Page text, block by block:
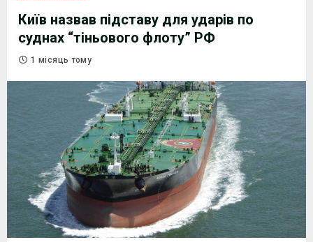
Київ назвав підставу для ударів по
суднах “тіньового флоту” РФ
1 місяць тому